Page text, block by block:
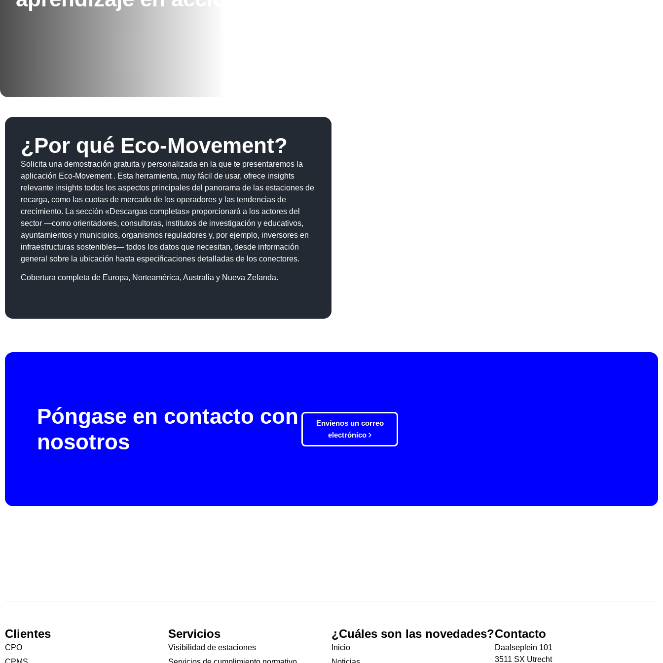
¿Por qué Eco-Movement?
Solicita una demostración gratuita y personalizada en la que te presentaremos la
aplicación Eco-Movement . Esta herramienta, muy fácil de usar, ofrece insights
relevante insights todos los aspectos principales del panorama de las estaciones de
recarga, como las cuotas de mercado de los operadores y las tendencias de
crecimiento. La sección «Descargas completas» proporcionará a los actores del
sector —como orientadores, consultoras, institutos de investigación y educativos,
ayuntamientos y municipios, organismos reguladores y, por ejemplo, inversores en
infraestructuras sostenibles— todos los datos que necesitan, desde información
general sobre la ubicación hasta especificaciones detalladas de los conectores.
Cobertura completa de Europa, Norteamérica, Australia y Nueva Zelanda.
Póngase en contacto con
nosotros
Envíenos un correo
electrónico
Clientes
CPO
Servicios
Visibilidad de estaciones
¿Cuáles son las novedades?
Inicio
Contacto
Daalseplein 101
3511 SX Utrecht